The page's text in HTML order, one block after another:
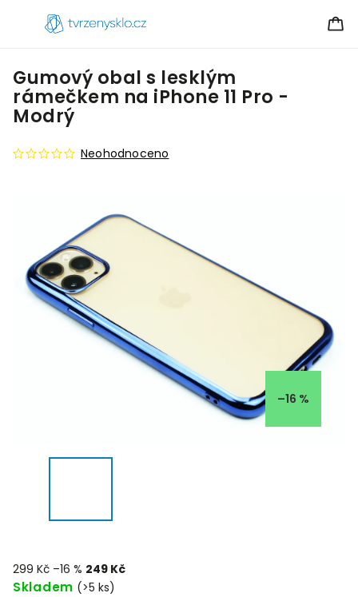
Gumový obal s lesklým
rámečkem na iPhone 11 Pro -
Modrý
Neohodnoceno
–16 %
299 Kč –16 % 249 Kč
Skladem (>5 ks)